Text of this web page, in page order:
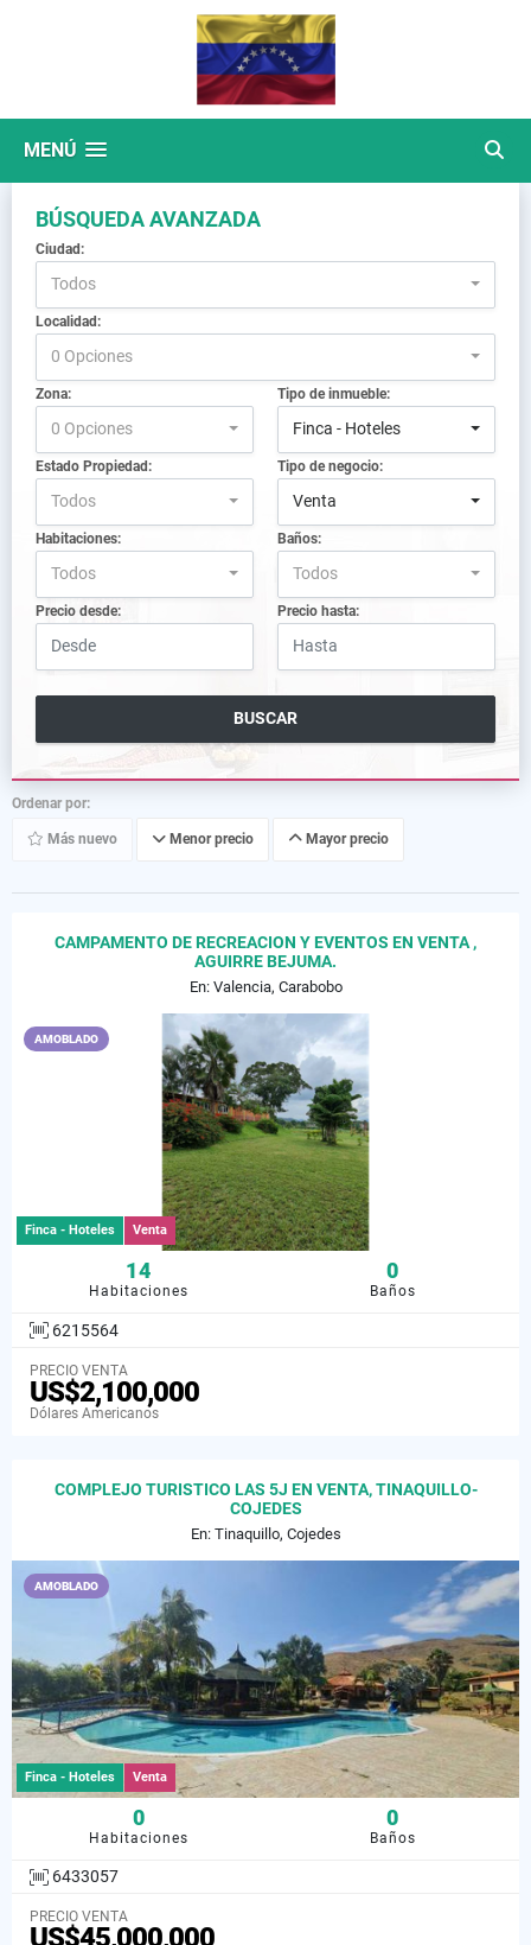
MENÚ
BÚSQUEDA AVANZADA
Ciudad:
Todos
Localidad:
0 Opciones
Zona:
0 Opciones
Tipo de inmueble:
Finca - Hoteles
Estado Propiedad:
Todos
Tipo de negocio:
Venta
Habitaciones:
Todos
Baños:
Todos
Precio desde: Precio hasta:
BUSCAR
Ordenar por:
Más nuevo Menor precio Mayor precio
CAMPAMENTO DE RECREACION Y EVENTOS EN VENTA ,
AGUIRRE BEJUMA.
En: Valencia, Carabobo
AMOBLADO
Finca - Hoteles Venta
14
Habitaciones
0
Baños
6215564
PRECIO VENTA
US$2,100,000
Dólares Americanos
COMPLEJO TURISTICO LAS 5J EN VENTA, TINAQUILLO-
COJEDES
En: Tinaquillo, Cojedes
AMOBLADO
Finca - Hoteles Venta
0
Habitaciones
0
Baños
6433057
PRECIO VENTA
US$45,000,000